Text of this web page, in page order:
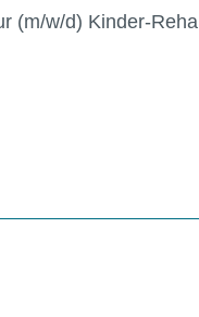
(m/w/d) Kinder-Reha